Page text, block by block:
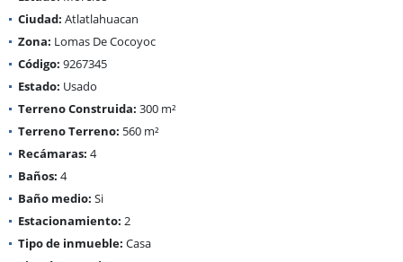
Ciudad: Atlatlahuacan
Zona: Lomas De Cocoyoc
Código: 9267345
Estado: Usado
Terreno Construida: 300 m²
Terreno Terreno: 560 m²
Recámaras: 4
Baños: 4
Baño medio: Si
Estacionamiento: 2
Tipo de inmueble: Casa